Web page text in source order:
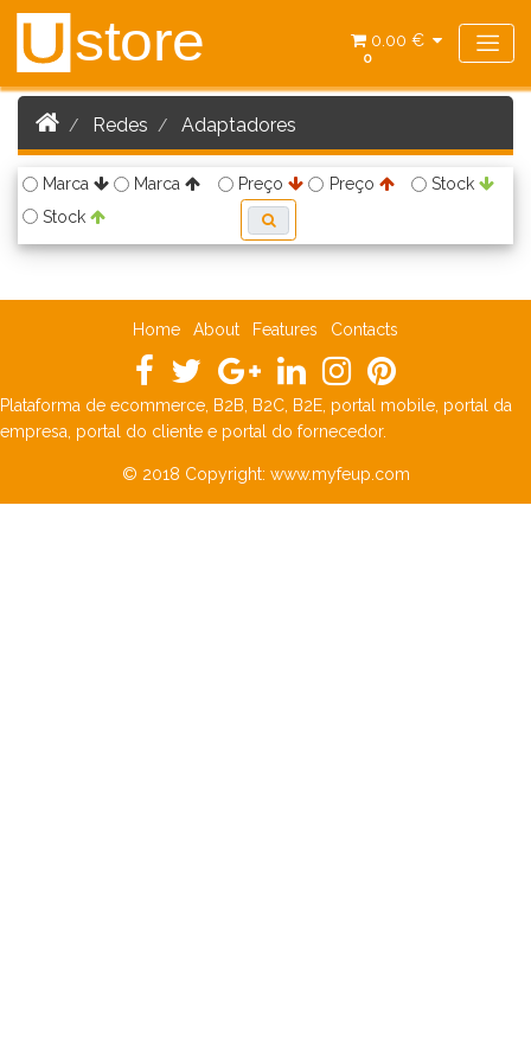
Ustore 0.00 €
0
Redes Adaptadores
Marca Marca Preço Preço
Stock
Stock
Home About Features Contacts
Plataforma de ecommerce, B2B, B2C, B2E, portal mobile, portal da
empresa, portal do cliente e portal do fornecedor.
© 2018 Copyright: www.myfeup.com